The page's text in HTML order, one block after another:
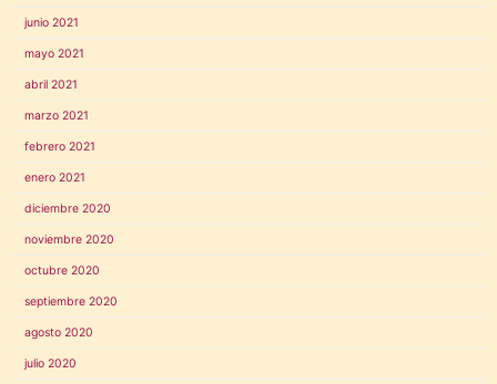
junio 2021
mayo 2021
abril 2021
marzo 2021
febrero 2021
enero 2021
diciembre 2020
noviembre 2020
octubre 2020
septiembre 2020
agosto 2020
julio 2020